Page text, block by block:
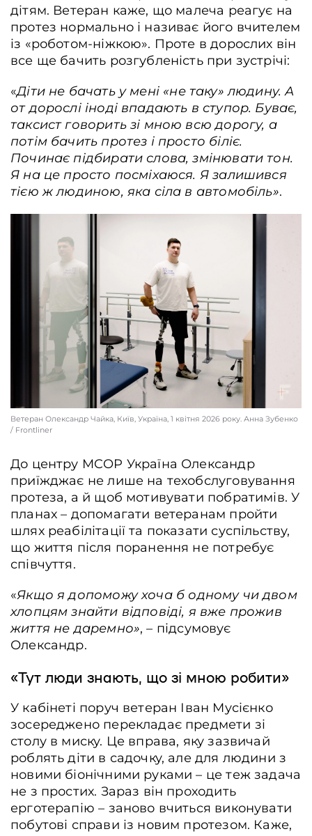
дітям. Ветеран каже, що малеча реагує на
протез нормально і називає його вчителем
із «роботом-ніжкою». Проте в дорослих він
все ще бачить розгубленість при зустрічі:
«Діти не бачать у мені «не таку» людину. А
от дорослі іноді впадають в ступор. Буває,
таксист говорить зі мною всю дорогу, а
потім бачить протез і просто біліє.
Починає підбирати слова, змінювати тон.
Я на це просто посміхаюся. Я залишився
тією ж людиною, яка сіла в автомобіль».
Ветеран Олександр Чайка, Київ, Україна, 1 квітня 2026 року. Анна Зубенко
/ Frontliner
До центру MCOP Україна Олександр
приїжджає не лише на техобслуговування
протеза, а й щоб мотивувати побратимів. У
планах – допомагати ветеранам пройти
шлях реабілітації та показати суспільству,
що життя після поранення не потребує
співчуття.
«Якщо я допоможу хоча б одному чи двом
хлопцям знайти відповіді, я вже прожив
життя не даремно», – підсумовує
Олександр.
«Тут люди знають, що зі мною робити»
У кабінеті поруч ветеран Іван Мусієнко
зосереджено перекладає предмети зі
столу в миску. Це вправа, яку зазвичай
роблять діти в садочку, але для людини з
новими біонічними руками – це теж задача
не з простих. Зараз він проходить
ерготерапію – заново вчиться виконувати
побутові справи із новим протезом. Каже,